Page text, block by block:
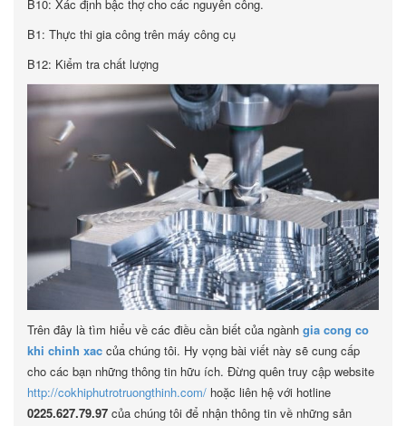
B10: Xác định bậc thợ cho các nguyên công.
B1: Thực thi gia công trên máy công cụ
B12: Kiểm tra chất lượng
Trên đây là tìm hiểu về các điều cần biết của ngành gia cong co
khi chinh xac của chúng tôi. Hy vọng bài viết này sẽ cung cấp
cho các bạn những thông tin hữu ích. Đừng quên truy cập website
http://cokhiphutrotruongthinh.com/ hoặc liên hệ với hotline
0225.627.79.97 của chúng tôi để nhận thông tin về những sản